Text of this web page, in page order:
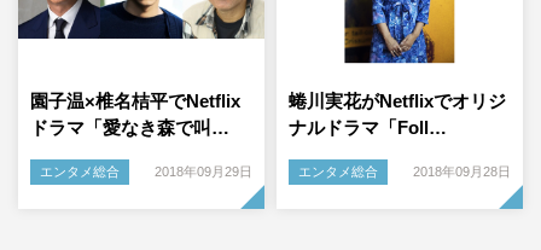
園子温×椎名桔平でNetflix
ドラマ「愛なき森で叫…
エンタメ総合 2018年09月29日
蜷川実花がNetflixでオリジ
ナルドラマ「Foll…
エンタメ総合 2018年09月28日